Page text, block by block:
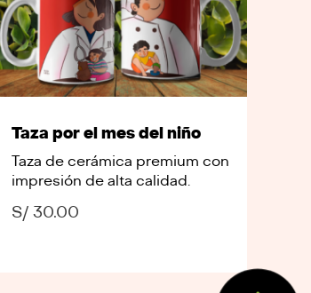
Taza por el mes del niño
Taza de cerámica premium con
impresión de alta calidad.
S/ 30.00